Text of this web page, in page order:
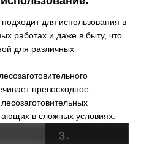
для использования в
работах и ​​даже в быту, что
для различных
превосходное
в сложных условиях.